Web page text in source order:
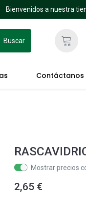
Bienvenidos a nuestra
Buscar
Contáctanos
Mostrar precios
2,65 €